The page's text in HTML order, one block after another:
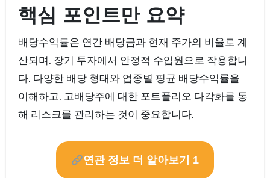
핵심 포인트만 요약
배당수익률은 연간 배당금과 현재 주가의 비율로 계
산되며, 장기 투자에서 안정적 수입원으로 작용합니
다. 다양한 배당 형태와 업종별 평균 배당수익률을
이해하고, 고배당주에 대한 포트폴리오 다각화를 통
해 리스크를 관리하는 것이 중요합니다.
연관 정보 더 알아보기 1